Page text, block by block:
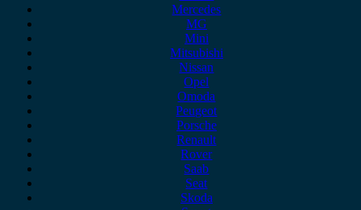
Mercedes
MG
Mini
Mitsubishi
Nissan
Opel
Omoda
Peugeot
Porsche
Renault
Rover
Saab
Seat
Skoda